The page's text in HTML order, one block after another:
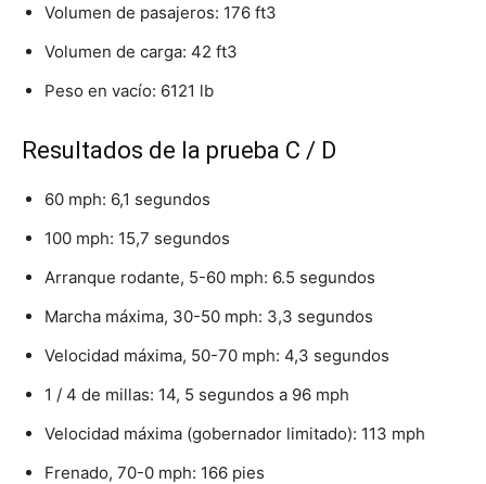
Volumen de pasajeros: 176 ft3
Volumen de carga: 42 ft3
Peso en vacío: 6121 lb
Resultados de la prueba C / D
60 mph: 6,1 segundos
100 mph: 15,7 segundos
Arranque rodante, 5-60 mph: 6.5 segundos
Marcha máxima, 30-50 mph: 3,3 segundos
Velocidad máxima, 50-70 mph: 4,3 segundos
1 / 4 de millas: 14, 5 segundos a 96 mph
Velocidad máxima (gobernador limitado): 113 mph
Frenado, 70-0 mph: 166 pies